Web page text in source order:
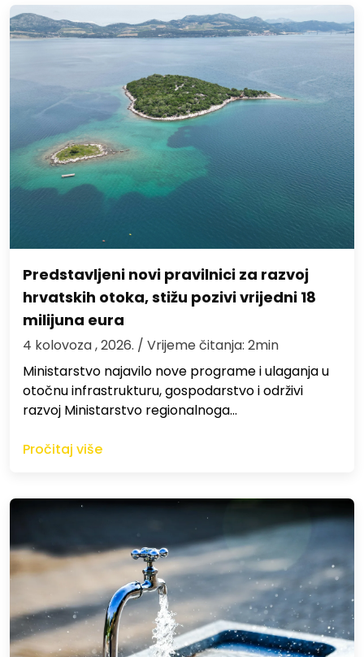
Predstavljeni novi pravilnici za razvoj
hrvatskih otoka, stižu pozivi vrijedni 18
milijuna eura
4 kolovoza , 2026. / Vrijeme čitanja: 2min
Ministarstvo najavilo nove programe i ulaganja u
otočnu infrastrukturu, gospodarstvo i održivi
razvoj Ministarstvo regionalnoga…
Pročitaj više